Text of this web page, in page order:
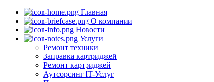
Главная
О компании
Новости
Услуги
Ремонт техники
Заправка картриджей
Ремонт картриджей
Аутсорсинг IT-Услуг